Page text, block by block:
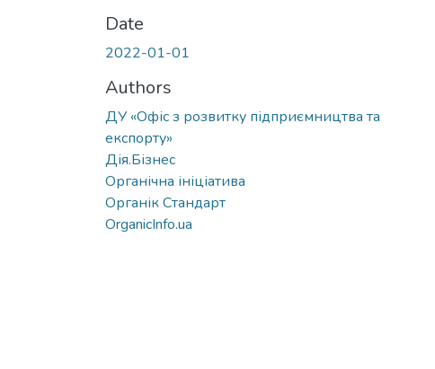
Date
2022-01-01
Authors
ДУ «Офіс з розвитку підприємництва та
експорту»
Дія.Бізнес
Органічна ініціатива
Органік Стандарт
OrganicInfo.ua